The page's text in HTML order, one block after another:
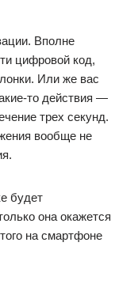
Вполне
цифровой код,
Или же вас
то действия —
трех секунд.
вообще не
будет
она окажется
на смартфоне